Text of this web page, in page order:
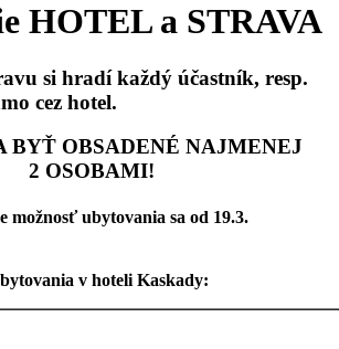
HOTEL a STRAVA
si hradí každý účastník, resp.
cez hotel.
BYŤ OBSADENÉ NAJMENEJ
2 OSOBAMI!
možnosť ubytovania sa od 19.3.
v hoteli Kaskady: